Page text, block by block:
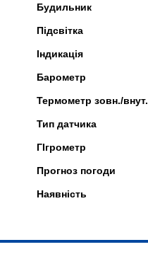
Будильник
Підсвітка
Індикація
Барометр
Термометр зовн./внут.
Тип датчика
ГІгрометр
Прогноз погоди
Наявність